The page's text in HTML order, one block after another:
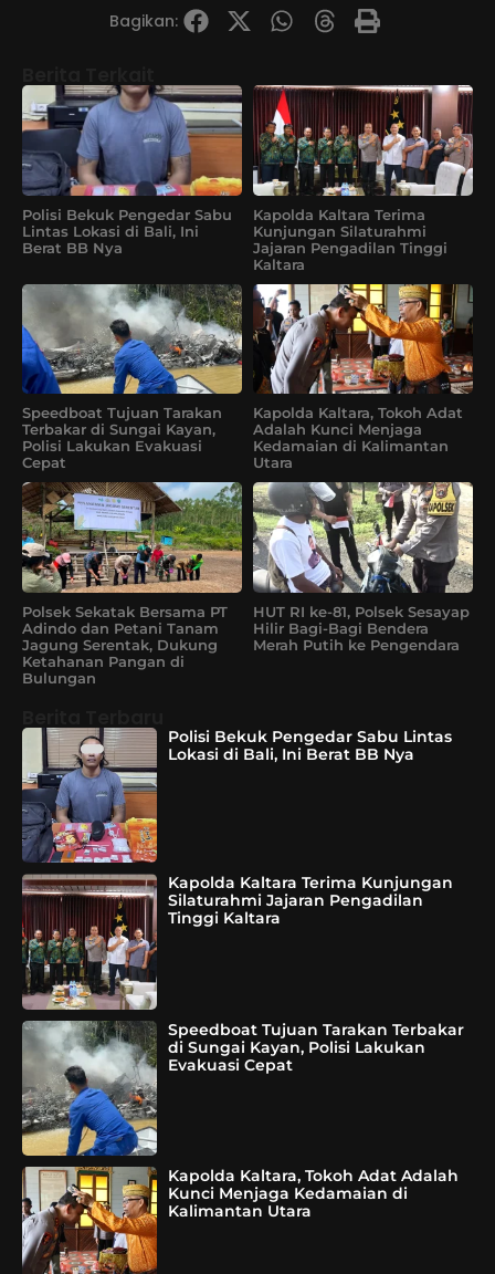
Bagikan:
Polisi Bekuk Pengedar Sabu
Lintas Lokasi di Bali, Ini
Berat BB Nya
Kapolda Kaltara Terima
Kunjungan Silaturahmi
Jajaran Pengadilan Tinggi
Kaltara
Speedboat Tujuan Tarakan
Terbakar di Sungai Kayan,
Polisi Lakukan Evakuasi
Cepat
Kapolda Kaltara, Tokoh Adat
Adalah Kunci Menjaga
Kedamaian di Kalimantan
Utara
Polsek Sekatak Bersama PT
Adindo dan Petani Tanam
Jagung Serentak, Dukung
Ketahanan Pangan di
Bulungan
HUT RI ke-81, Polsek Sesayap
Hilir Bagi-Bagi Bendera
Merah Putih ke Pengendara
Polisi Bekuk Pengedar Sabu Lintas
Lokasi di Bali, Ini Berat BB Nya
Kapolda Kaltara Terima Kunjungan
Silaturahmi Jajaran Pengadilan
Tinggi Kaltara
Speedboat Tujuan Tarakan Terbakar
di Sungai Kayan, Polisi Lakukan
Evakuasi Cepat
Kapolda Kaltara, Tokoh Adat Adalah
Kunci Menjaga Kedamaian di
Kalimantan Utara